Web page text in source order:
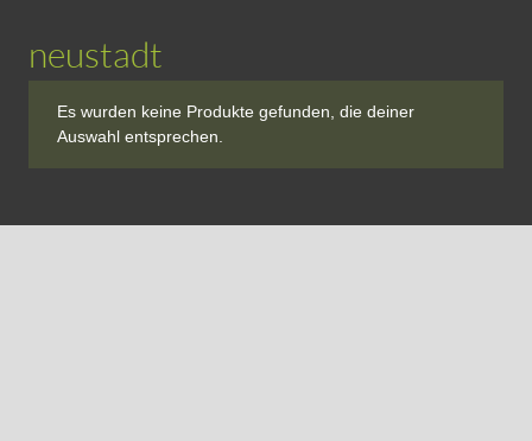
neustadt
Es wurden keine Produkte gefunden, die deiner
Auswahl entsprechen.